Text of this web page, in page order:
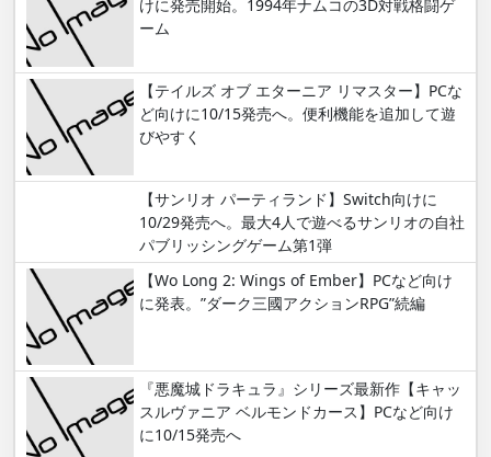
けに発売開始。1994年ナムコの3D対戦格闘ゲ
ーム
【テイルズ オブ エターニア リマスター】PCな
ど向けに10/15発売へ。便利機能を追加して遊
びやすく
【サンリオ パーティランド】Switch向けに
10/29発売へ。最大4人で遊べるサンリオの自社
パブリッシングゲーム第1弾
【Wo Long 2: Wings of Ember】PCなど向け
に発表。”ダーク三國アクションRPG”続編
『悪魔城ドラキュラ』シリーズ最新作【キャッ
スルヴァニア ベルモンドカース】PCなど向け
に10/15発売へ